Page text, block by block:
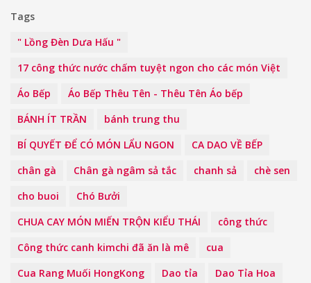
Tags
" Lồng Đèn Dưa Hấu "
17 công thức nước chấm tuyệt ngon cho các món Việt
Áo Bếp
Áo Bếp Thêu Tên - Thêu Tên Áo bếp
BÁNH ÍT TRẦN
bánh trung thu
BÍ QUYẾT ĐỂ CÓ MÓN LẨU NGON
CA DAO VỀ BẾP
chân gà
Chân gà ngâm sả tắc chanh sả
chè sen
cho buoi
Chó Bưởi
CHUA CAY MÓN MIẾN TRỘN KIỂU THÁI
công thức
Công thức canh kimchi đã ăn là mê
cua
Cua Rang Muối HongKong
Dao tỉa
Dao Tỉa Hoa